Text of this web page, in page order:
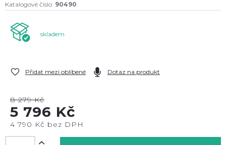
Katalogové číslo: 90490
skladem
Přidat mezi oblíbené Dotaz na produkt
8 279 Kč
5 796 Kč
4 790 Kč bez DPH